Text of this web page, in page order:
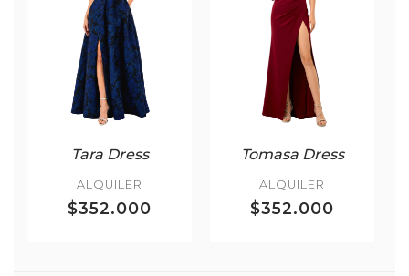
Tara Dress
ALQUILER
$352.000
Tomasa Dress
ALQUILER
$352.000